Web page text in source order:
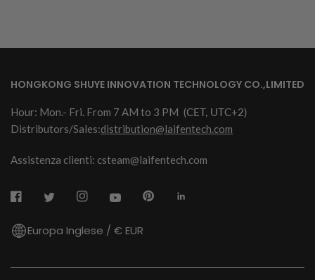
HONGKONG SHUYE INNOVATION TECHNOLOGY CO.,LIMITED
Hour: Mon.- Fri. From 7 AM to 3 PM (CET, UTC+2)
Distributors/Sales:distribution@laifentech.com
Assistenza clienti: csteam@laifentech.com
Europa Inglese / € EUR